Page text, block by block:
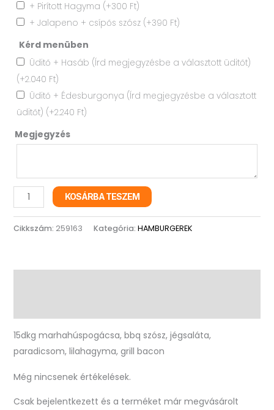
+ Pirított Hagyma (+300 Ft)
+ Jalapeno + csípős szósz (+390 Ft)
Kérd menüben
Üditő + Hasáb (Írd megjegyzésbe a választott üditőt)
(+2.040 Ft)
Üditő + Édesburgonya (Írd megjegyzésbe a választott
üditőt) (+2.240 Ft)
Megjegyzés
KOSÁRBA TESZEM
Cikkszám: 259163 Kategória: HAMBURGEREK
15dkg marhahúspogácsa, bbq szósz, jégsaláta,
paradicsom, lilahagyma, grill bacon
Még nincsenek értékelések.
Csak bejelentkezett és a terméket már megvásárolt